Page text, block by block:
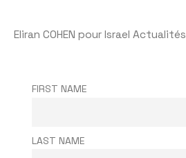
Eliran COHEN pour Israel Actualités
FIRST NAME
LAST NAME